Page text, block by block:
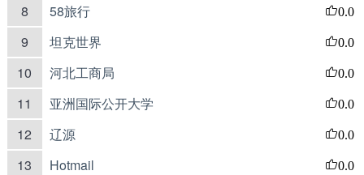
8 58旅行 0.0
9 坦克世界 0.0
10 河北工商局 0.0
11 亚洲国际公开大学 0.0
12 辽源 0.0
13 Hotmail 0.0